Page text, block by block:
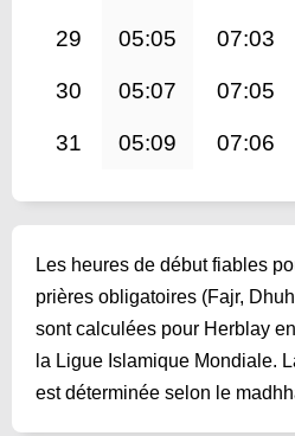
29 05:05 07:03
30 05:07 07:05
31 05:09 07:06
Les heures de début fiables
prières obligatoires (Fajr,
sont calculées pour Herblay
la Ligue Islamique Mondiale.
est déterminée selon le